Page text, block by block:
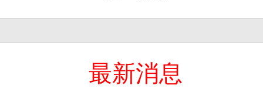
最新消息